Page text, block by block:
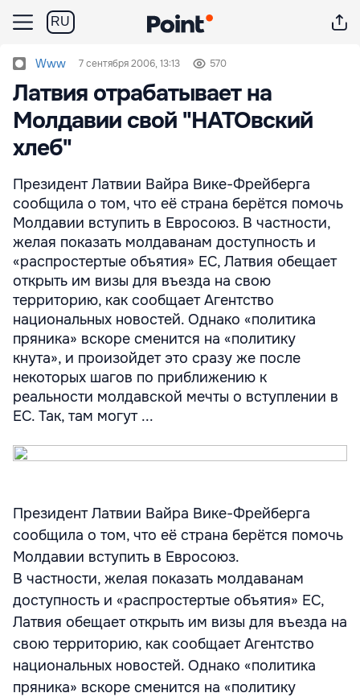
RU
Www 7 сентября 2006, 13:13 570
Латвия отрабатывает на
Молдавии свой "НАТОвский
хлеб"
Президент Латвии Вайра Вике-Фрейберга
сообщила о том, что её страна берётся помочь
Молдавии вступить в Евросоюз. В частности,
желая показать молдаванам доступность и
«распростертые объятия» ЕС, Латвия обещает
открыть им визы для въезда на свою
территорию, как сообщает Агентство
национальных новостей. Однако «политика
пряника» вскоре сменится на «политику
кнута», и произойдет это сразу же после
некоторых шагов по приближению к
реальности молдавской мечты о вступлении в
ЕС. Так, там могут ...
Президент Латвии Вайра Вике-Фрейберга
сообщила о том, что её страна берётся помочь
Молдавии вступить в Евросоюз.
В частности, желая показать молдаванам
доступность и «распростертые объятия» ЕС,
Латвия обещает открыть им визы для въезда на
свою территорию, как сообщает Агентство
национальных новостей. Однако «политика
пряника» вскоре сменится на «политику